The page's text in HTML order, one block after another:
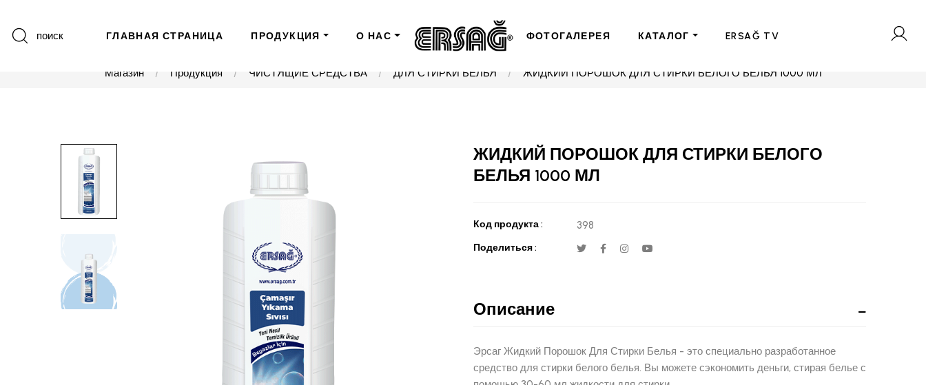
поиск ГЛАВНАЯ СТРАНИЦА ПРОДУКЦИЯ О НАС ФОТОГАЛЕРЕЯ КАТАЛОГ ERSAĞ TV
Магазин Продукция ЧИСТЯЩИЕ СРЕДСТВА ДЛЯ СТИРКИ БЕЛЬЯ ЖИДКИЙ ПОРОШОК ДЛЯ СТИРКИ БЕЛОГО БЕЛЬЯ 1000 МЛ
ЖИДКИЙ ПОРОШОК ДЛЯ СТИРКИ БЕЛОГО
БЕЛЬЯ 1000 МЛ
Код продукта : 398
Поделиться :
Описание
Эрсаг Жидкий Порошок Для Стирки Белья - это специально разработанное
средство для стирки белого белья. Вы можете сэкономить деньги, стирая белье с